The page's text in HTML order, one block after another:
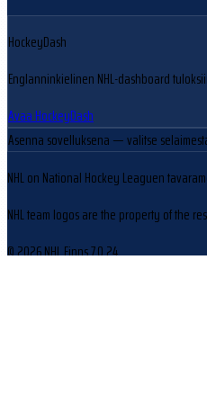
HockeyDash
Englanninkielinen NHL-dashboard
Avaa HockeyDash
Asenna sovelluksena — valitse
NHL on National Hockey Leaguen
NHL team logos are the property of the
© 2026 NHL Finns7.0.24